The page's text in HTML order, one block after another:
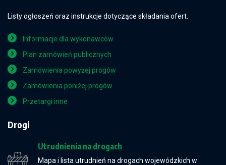
Listy ogłoszeń oraz instrukcje dotyczące składania ofert.
Informacje dla wykonawców
Plan zamówień publicznych
Zamówienia powyżej progów
Zamówienia poniżej progów
Przetargi inne
Drogi
Utrudnienia na drogach
Mapa i lista utrudnień na drogach wojewódzkich w